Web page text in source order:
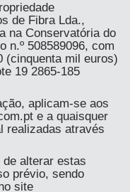
de Fibra Lda.,
na Conservatória do
n.º 508589096, com
(cinquenta mil euros)
19 2865-185
aplicam-se aos
e a quaisquer
realizadas através
alterar estas
prévio, sendo
site